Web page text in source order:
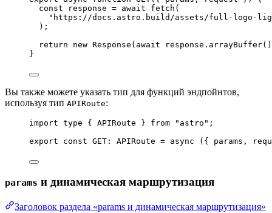
const
response = await fetch (
" https://docs.astro.build/assets/full-logo-
);
return
new Response ( await response . arrayBuffer
}
Вы также можете указать тип для функций эндпойнтов,
используя тип APIRoute:
import type { APIRoute } from " astro " ;
export const GET : APIRoute = async ( { params ,
params и динамическая маршрутизация
Заголовок раздела «params и динамическая маршрутизация»